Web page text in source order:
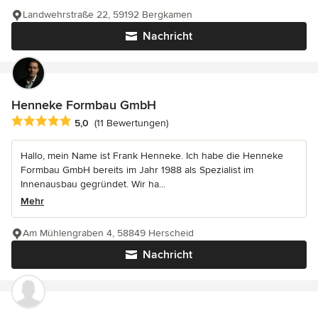
Nachricht
Landwehrstraße 22, 59192 Bergkamen
Henneke Formbau GmbH
Durchschnittliche Bewertung: 5 von 5 Sternen
5,0 (11 Bewertungen)
Hallo, mein Name ist Frank Henneke. Ich habe die Henneke
Formbau GmbH bereits im Jahr 1988 als Spezialist im
Innenausbau gegründet. Wir ha...
Mehr
Nachricht
Am Mühlengraben 4, 58849 Herscheid